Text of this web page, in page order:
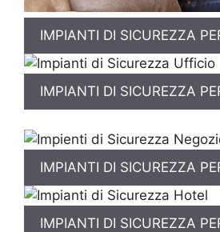
IMPIANTI DI SICUREZZA
IMPIANTI DI SICUREZZA
IMPIANTI DI SICUREZZA
IMPIANTI DI SICUREZZA